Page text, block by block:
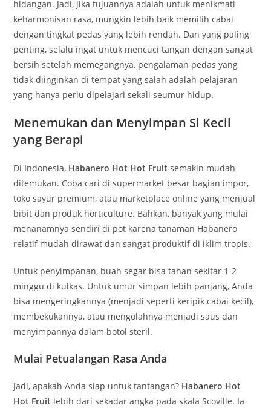
hidangan. Jadi, jika tujuannya adalah untuk menikmati
keharmonisan rasa, mungkin lebih baik memilih cabai
dengan tingkat pedas yang lebih rendah. Dan yang paling
penting, selalu ingat untuk mencuci tangan dengan sangat
bersih setelah memegangnya, pengalaman pedas yang
tidak diinginkan di tempat yang salah adalah pelajaran
yang hanya perlu dipelajari sekali seumur hidup.
Menemukan dan Menyimpan Si Kecil
yang Berapi
Di Indonesia, Habanero Hot Hot Fruit semakin mudah
ditemukan. Coba cari di supermarket besar bagian impor,
toko sayur premium, atau marketplace online yang menjual
bibit dan produk horticulture. Bahkan, banyak yang mulai
menanamnya sendiri di pot karena tanaman Habanero
relatif mudah dirawat dan sangat produktif di iklim tropis.
Untuk penyimpanan, buah segar bisa tahan sekitar 1-2
minggu di kulkas. Untuk umur simpan lebih panjang, Anda
bisa mengeringkannya (menjadi seperti keripik cabai kecil),
membekukannya, atau mengolahnya menjadi saus dan
menyimpannya dalam botol steril.
Mulai Petualangan Rasa Anda
Jadi, apakah Anda siap untuk tantangan? Habanero Hot
Hot Fruit lebih dari sekadar angka pada skala Scoville. Ia